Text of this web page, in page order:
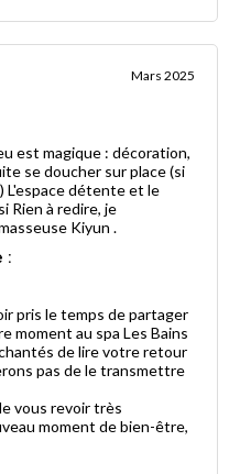
Mars 2025
est magique : décoration,
se doucher sur place (si
L'espace détente et le
Rien à redire, je
Kiyun .
:
pris le temps de partager
moment au spa Les Bains
de lire votre retour
pas de le transmettre
vous revoir très
moment de bien-être,